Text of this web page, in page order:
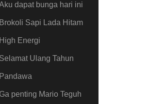
dapat bunga hari ini
Brokoli Sapi Lada Hitam
High Energi
Selamat Ulang Tahun
Pandawa
Ga penting Mario Teguh